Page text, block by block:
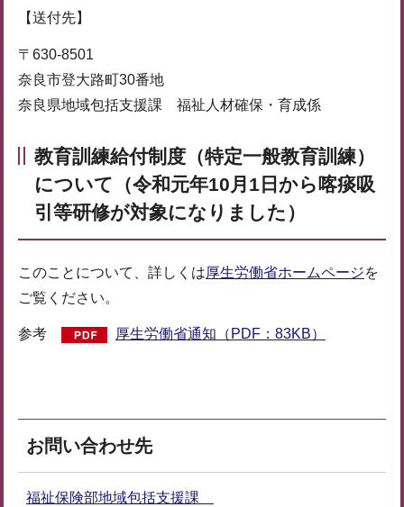
【送付先】
〒630-8501
奈良市登大路町30番地
奈良県地域包括支援課 福祉人材確保・育成係
教育訓練給付制度（特定一般教育訓練）
について（令和元年10月1日から喀痰吸
引等研修が対象になりました）
このことについて、詳しくは厚生労働省ホームページを
ご覧ください。
参考 厚生労働省通知（PDF：83KB）
お問い合わせ先
福祉保険部地域包括支援課